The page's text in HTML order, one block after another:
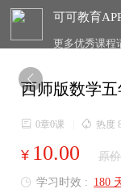
可可教育
更多优秀课程

西师版数学五
 0章0课  热度
¥ 10.00 原
 学习时效 : 180